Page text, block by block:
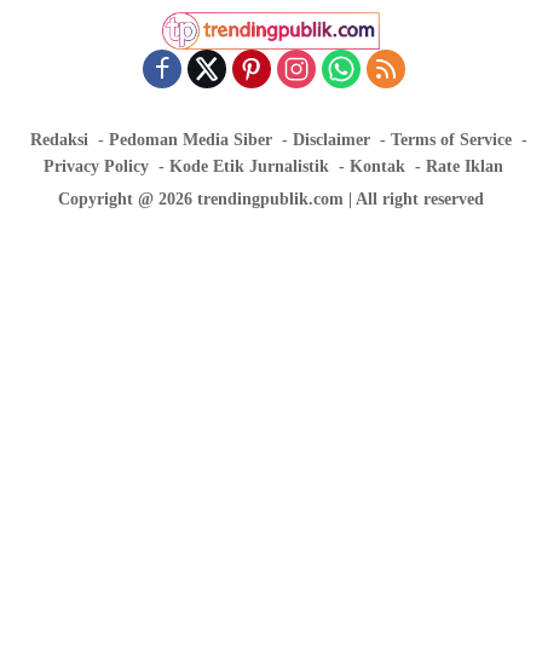
Redaksi Pedoman Media Siber Disclaimer
Terms of Service
Privacy Policy
Kode Etik Jurnalistik Kontak
Rate Iklan
Copyright @ 2026 trendingpublik.com | All right reserved